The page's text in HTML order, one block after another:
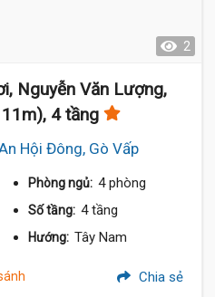
2
Nguyễn Văn Lượng,
4 tầng
Hội Đông, Gò Vấp
Phòng ngủ: 4 phòng
Số tầng: 4 tầng
Hướng: Tây Nam
Chia sẻ